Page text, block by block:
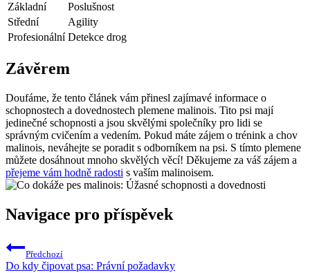
Základní
Poslušnost
Střední
Agility
Profesionální Detekce drog
Závěrem
Doufáme, že tento článek vám přinesl zajímavé informace o
schopnostech a dovednostech plemene malinois. Tito psi mají
jedinečné schopnosti a jsou skvělými společníky pro lidi se
správným cvičením a vedením. Pokud máte zájem o trénink a chov
malinois, neváhejte se poradit s odborníkem na psi. S tímto plemene
můžete dosáhnout mnoho skvělých věcí! Děkujeme za váš zájem a
přejeme vám hodně radosti s vaším malinoisem.
Navigace pro příspěvek
Předchozí
Do kdy čipovat psa: Právní požadavky